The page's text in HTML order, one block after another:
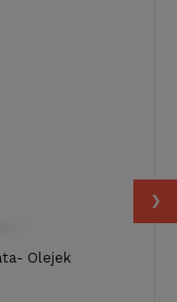
Olejek
›